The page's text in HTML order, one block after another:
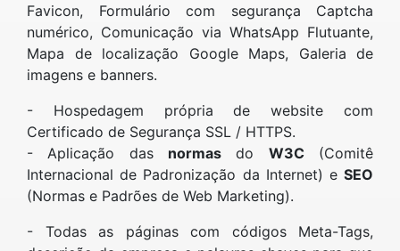
Favicon, Formulário com segurança Captcha
numérico, Comunicação via WhatsApp Flutuante,
Mapa de localização Google Maps, Galeria de
imagens e banners.
- Hospedagem própria de website com
Certificado de Segurança SSL / HTTPS.
- Aplicação das normas do W3C(Comitê
Internacional de Padronização da Internet) e SEO
(Normas e Padrões de Web Marketing).
- Todas as páginas com códigos Meta-Tags,